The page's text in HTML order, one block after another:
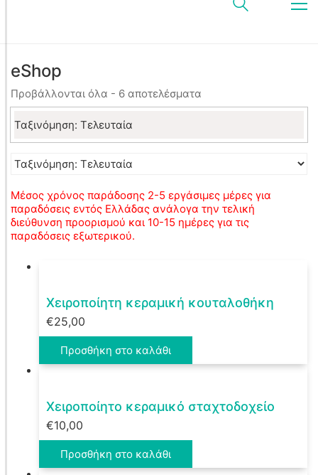
eShop
Προβάλλονται όλα - 6 αποτελέσματα
by
Ταξινόμηση: Τελευταία
Μέσος χρόνος παράδοσης 2-5 εργάσιμες μέρες για
παραδόσεις εντός Ελλάδας ανάλογα την τελική
διεύθυνση προορισμού και 10-15 ημέρες για τις
παραδόσεις εξωτερικού.
Χειροποίητη κεραμική κουταλοθήκη
€25,00
Προσθήκη στο καλάθι
Χειροποίητο κεραμικό σταχτοδοχείο
€10,00
Προσθήκη στο καλάθι